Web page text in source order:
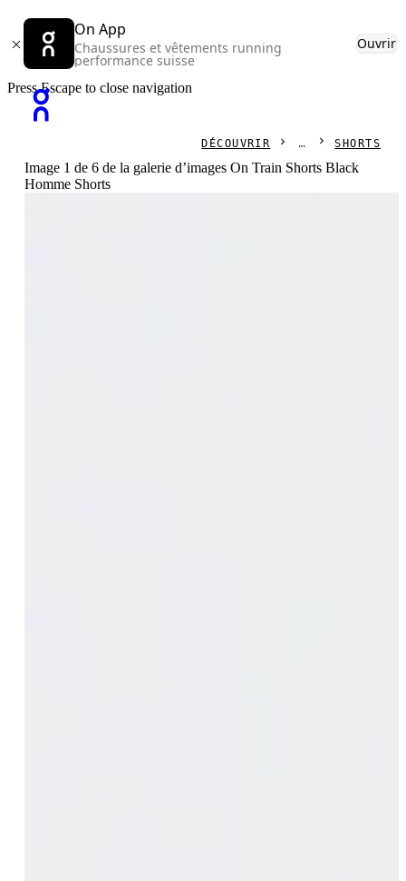
On App
Chaussures et vêtements running
performance suisse
Ouvrir
Press Escape to close navigation
DÉCOUVRIR SHORTS
Image 1 de 6 de la galerie d’images On Train Shorts Black
Homme Shorts